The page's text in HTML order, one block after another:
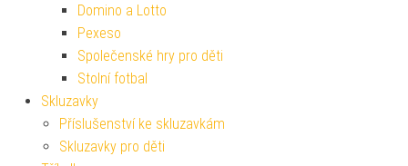
Domino a Lotto
Pexeso
Společenské hry pro děti
Stolní fotbal
Skluzavky
Příslušenství ke skluzavkám
Skluzavky pro děti